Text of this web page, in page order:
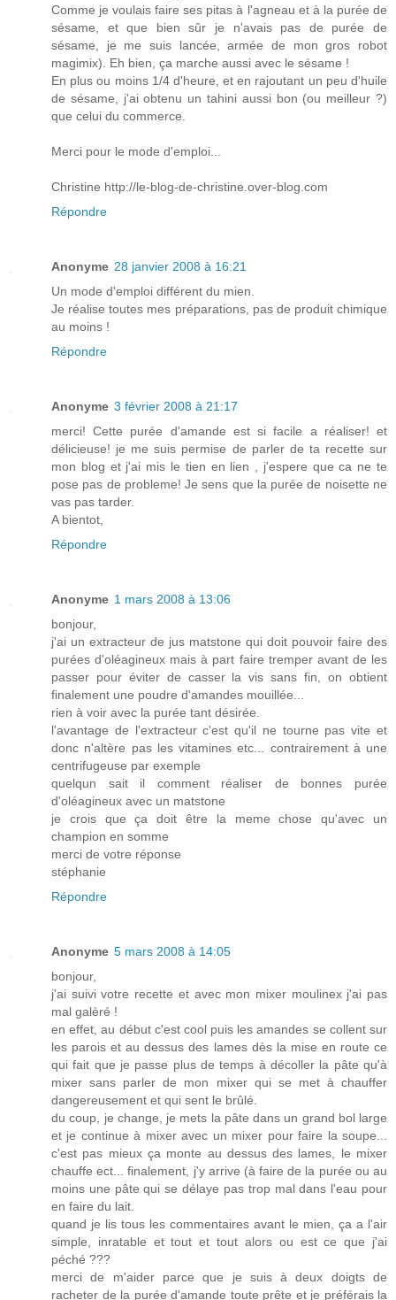
Comme je voulais faire ses pitas à l'agneau et à la purée de
sésame, et que bien sûr je n'avais pas de purée de
sésame, je me suis lancée, armée de mon gros robot
magimix). Eh bien, ça marche aussi avec le sésame !
En plus ou moins 1/4 d'heure, et en rajoutant un peu d'huile
de sésame, j'ai obtenu un tahini aussi bon (ou meilleur ?)
que celui du commerce.
Merci pour le mode d'emploi...
Christine http://le-blog-de-christine.over-blog.com
Répondre
Anonyme 28 janvier 2008 à 16:21
Un mode d'emploi différent du mien.
Je réalise toutes mes préparations, pas de produit chimique
au moins !
Répondre
Anonyme 3 février 2008 à 21:17
merci! Cette purée d'amande est si facile a réaliser! et
délicieuse! je me suis permise de parler de ta recette sur
mon blog et j'ai mis le tien en lien , j'espere que ca ne te
pose pas de probleme! Je sens que la purée de noisette ne
vas pas tarder.
A bientot,
Répondre
Anonyme 1 mars 2008 à 13:06
bonjour,
j'ai un extracteur de jus matstone qui doit pouvoir faire des
purées d'oléagineux mais à part faire tremper avant de les
passer pour éviter de casser la vis sans fin, on obtient
finalement une poudre d'amandes mouillée...
rien à voir avec la purée tant désirée.
l'avantage de l'extracteur c'est qu'il ne tourne pas vite et
donc n'altère pas les vitamines etc... contrairement à une
centrifugeuse par exemple
quelqun sait il comment réaliser de bonnes purée
d'oléagineux avec un matstone
je crois que ça doit être la meme chose qu'avec un
champion en somme
merci de votre réponse
stéphanie
Répondre
Anonyme 5 mars 2008 à 14:05
bonjour,
j'ai suivi votre recette et avec mon mixer moulinex j'ai pas
mal galèré !
en effet, au début c'est cool puis les amandes se collent sur
les parois et au dessus des lames dès la mise en route ce
qui fait que je passe plus de temps à décoller la pâte qu'à
mixer sans parler de mon mixer qui se met à chauffer
dangereusement et qui sent le brûlé.
du coup, je change, je mets la pâte dans un grand bol large
et je continue à mixer avec un mixer pour faire la soupe...
c'est pas mieux ça monte au dessus des lames, le mixer
chauffe ect... finalement, j'y arrive (à faire de la purée ou au
moins une pâte qui se délaye pas trop mal dans l'eau pour
en faire du lait.
quand je lis tous les commentaires avant le mien, ça a l'air
simple, inratable et tout et tout alors ou est ce que j'ai
péché ???
merci de m'aider parce que je suis à deux doigts de
racheter de la purée d'amande toute prête et je préférais la